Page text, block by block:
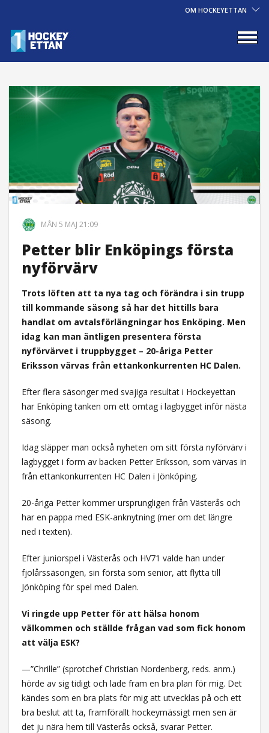
OM HOCKEYETTAN
MÅN 5 MAJ 21:09
Petter blir Enköpings första
nyförvärv
Trots löften att ta nya tag och förändra i sin trupp
till kommande säsong så har det hittills bara
handlat om avtalsförlängningar hos Enköping. Men
idag kan man äntligen presentera första
nyförvärvet i truppbygget – 20-åriga Petter
Eriksson värvas från ettankonkurrenten HC Dalen.
Efter flera säsonger med svajiga resultat i Hockeyettan
har Enköping tanken om ett omtag i lagbygget inför nästa
säsong.
Idag släpper man också nyheten om sitt första nyförvärv i
lagbygget i form av backen Petter Eriksson, som värvas in
från ettankonkurrenten HC Dalen i Jönköping.
20-åriga Petter kommer ursprungligen från Västerås och
har en pappa med ESK-anknytning (mer om det längre
ned i texten).
Efter juniorspel i Västerås och HV71 valde han under
fjolårssäsongen, sin första som senior, att flytta till
Jönköping för spel med Dalen.
Vi ringde upp Petter för att hälsa honom
välkommen och ställde frågan vad som fick honom
att välja ESK?
—”Chrille” (sprotchef Christian Nordenberg, reds. anm.)
hörde av sig tidigt och lade fram en bra plan för mig. Det
kändes som en bra plats för mig att utvecklas på och ett
bra beslut att ta, framförallt hockeymässigt men sen är
det ju nära hem till Västerås också, svarar Petter.